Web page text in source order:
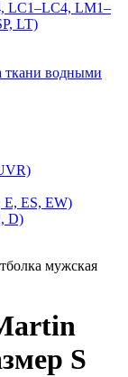
LC1–LC4, LM1–
LT)
ткани водными
E, ES, EW)
D)
мужская
S